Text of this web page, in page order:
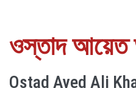
ওস্তাদ আয়েত
Ostad Ayed Ali